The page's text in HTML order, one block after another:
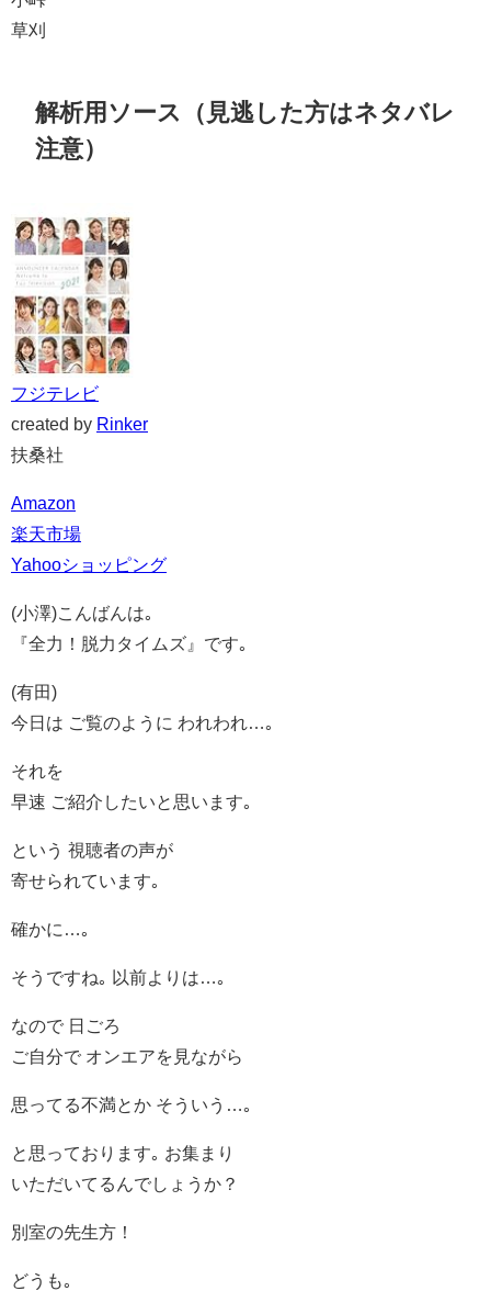
草刈
解析用ソース（見逃した方はネタバレ
注意）
フジテレビ
created by Rinker
扶桑社
Amazon
楽天市場
Yahooショッピング
(小澤)こんばんは｡
『全力！脱力タイムズ』です｡
(有田)
今日は ご覧のように われわれ…｡
それを
早速 ご紹介したいと思います｡
という 視聴者の声が
寄せられています｡
確かに…｡
そうですね｡ 以前よりは…｡
なので 日ごろ
ご自分で オンエアを見ながら
思ってる不満とか そういう…｡
と思っております｡ お集まり
いただいてるんでしょうか？
別室の先生方！
どうも｡